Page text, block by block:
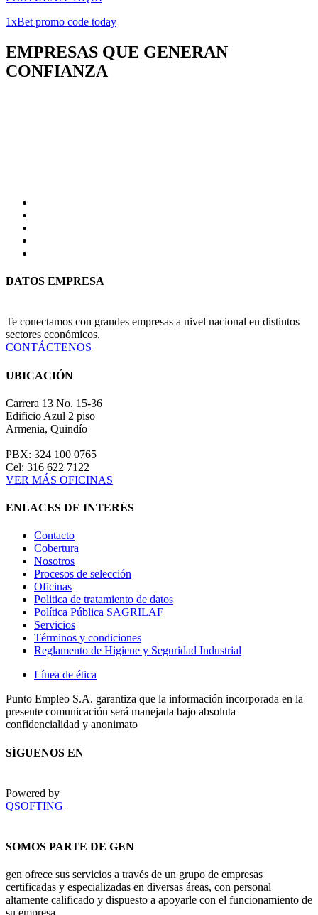
1xBet promo code today
EMPRESAS QUE GENERAN
CONFIANZA
DATOS EMPRESA
Te conectamos con grandes empresas a nivel nacional en distintos
sectores económicos.
CONTÁCTENOS
UBICACIÓN
Carrera 13 No. 15-36
Edificio Azul 2 piso
Armenia, Quindío
PBX: 324 100 0765
Cel: 316 622 7122
VER MÁS OFICINAS
ENLACES DE INTERÉS
Contacto
Cobertura
Nosotros
Procesos de selección
Oficinas
Politica de tratamiento de datos
Política Pública SAGRILAF
Servicios
Términos y condiciones
Reglamento de Higiene y Seguridad Industrial
Línea de ética
Punto Empleo S.A. garantiza que la información incorporada en la
presente comunicación será manejada bajo absoluta
confidencialidad y anonimato
SÍGUENOS EN
Powered by
QSOFTING
SOMOS PARTE DE GEN
gen ofrece sus servicios a través de un grupo de empresas
certificadas y especializadas en diversas áreas, con personal
altamente calificado y dispuesto a apoyarle con el funcionamiento de